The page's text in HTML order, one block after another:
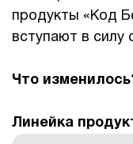
Вендоры
Партнерам
События
Сервисы для
продукты «Код
вступают в силу
Что
Линейка